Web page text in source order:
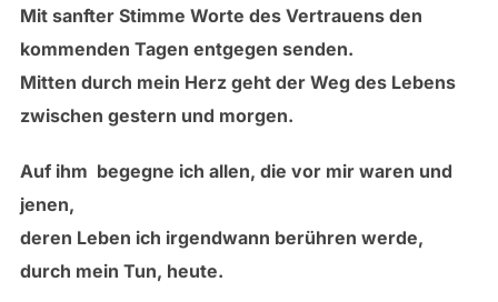
Mit sanfter Stimme Worte des Vertrauens den
kommenden Tagen entgegen senden.
Mitten durch mein Herz geht der Weg des Lebens
zwischen gestern und morgen.
Auf ihm begegne ich allen, die vor mir waren und
jenen,
deren Leben ich irgendwann berühren werde,
durch mein Tun, heute.